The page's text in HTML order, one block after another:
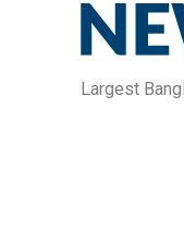
Largest